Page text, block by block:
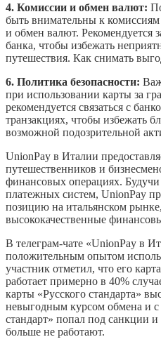
4. Комиссии и обмен валют:
быть внимательны к комиссиям
и обмен валют. Рекомендуется
банка, чтобы избежать
путешествия. Как снимать
6. Политика безопасности:
при использовании карты за
рекомендуется связаться с
транзакциях, чтобы избежать
возможной подозрительной
UnionPay в Италии
путешественников и
финансовых операциях.
платежных систем, UnionPay
позицию на итальянском
высококачественные
В телеграм-чате «UnionPay в
положительным опытом
участник отметил, что его
работает примерно в 40%
карты «Русского стандарта»
невыгодным курсом обмена и с
стандарт» попал под санкции
больше не работают.